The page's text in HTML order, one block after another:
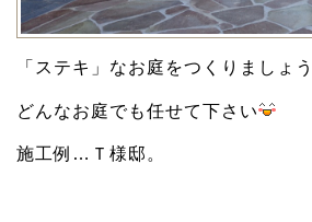
「ステキ」なお庭をつくりましょう
どんなお庭でも任せて下さい
施工例…Ｔ様邸。